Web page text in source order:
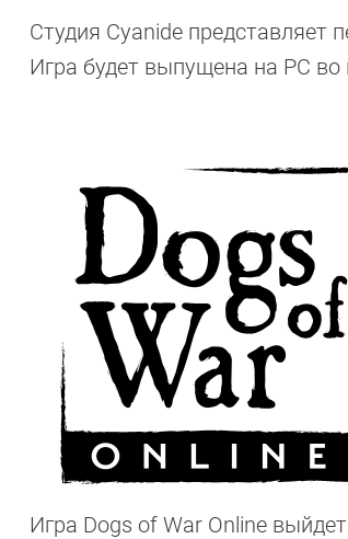
Студия Cyanide представляет
Игра будет выпущена на РС во
Игра Dogs of War Online